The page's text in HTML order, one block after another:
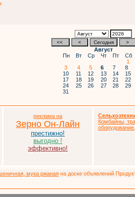
Август
Пн
Вт Ср Чт Пт Сб
1
3
4 5 6 7 8
10
11 12 13 14 15
17
18 19 20 21 22
24
25 26 27 28 29
31
реклама на
Зерно Он-Лайн
престижно!
выгодно !
эффективно!
Комбайны,
мука ржаная на доске объявлений